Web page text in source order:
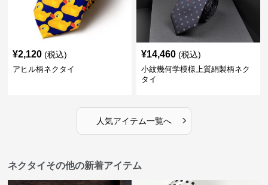
¥2,120 (税込)
アヒル柄ネクタイ
¥14,460 (税込)
小紋幾何学模様上質絹製柄ネク
タイ
人気アイテム一覧へ ›
ネクタイその他の新着アイテム